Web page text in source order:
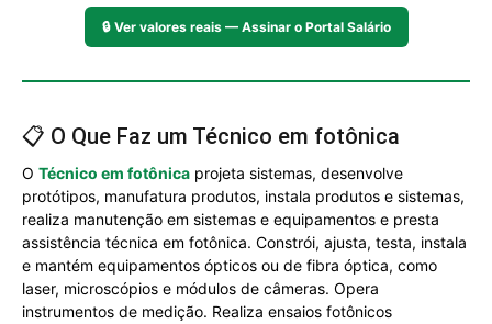
🔒 Ver valores reais — Assinar o Portal Salário
📋 O Que Faz um Técnico em fotônica
O Técnico em fotônica projeta sistemas, desenvolve
protótipos, manufatura produtos, instala produtos e sistemas,
realiza manutenção em sistemas e equipamentos e presta
assistência técnica em fotônica. Constrói, ajusta, testa, instala
e mantém equipamentos ópticos ou de fibra óptica, como
laser, microscópios e módulos de câmeras. Opera
instrumentos de medição. Realiza ensaios fotônicos